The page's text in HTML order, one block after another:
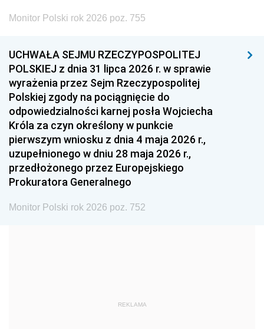
1996 1995 1994
1993 1992 1991
1990 1989
1987 1986 1985
1984 1983 1982
1981 1980 1979
1978 1977
1975 1974
1959
Monitor Polski rok 2026 poz. 755
UCHWAŁA SEJMU RZECZYPOSPOLITEJ
POLSKIEJ z dnia 31 lipca 2026 r. w sprawie
wyrażenia przez Sejm Rzeczypospolitej
Polskiej zgody na pociągnięcie do
odpowiedzialności karnej posła Wojciecha
Króla za czyn określony w punkcie
pierwszym wniosku z dnia 4 maja 2026 r.,
uzupełnionego w dniu 28 maja 2026 r.,
przedłożonego przez Europejskiego
Prokuratora Generalnego
Monitor Polski rok 2026 poz. 752
REKLAMA